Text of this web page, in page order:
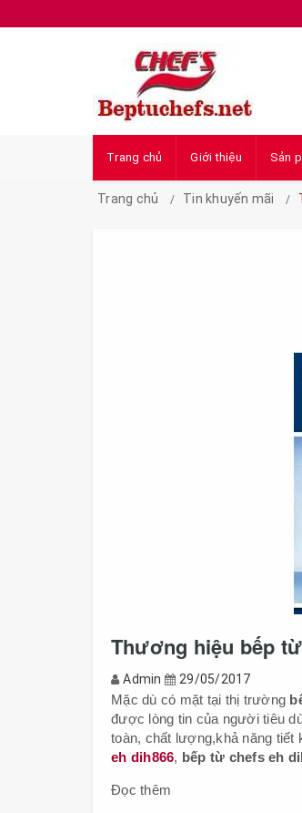
Trang chủ Giới thiệu Sản
Trang chủ Tin khuyến mãi
Thương hiệu bếp
Admin 29/05/2017
Mặc dù có mặt tại thị trường
được lòng tin của người tiêu
toàn, chất lượng,khả năng tiết
eh dih866, bếp từ chefs eh
Đọc thêm